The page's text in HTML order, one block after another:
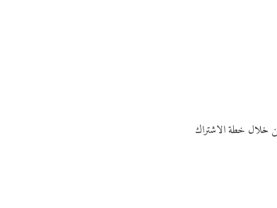
خلال خطة الاشتراك